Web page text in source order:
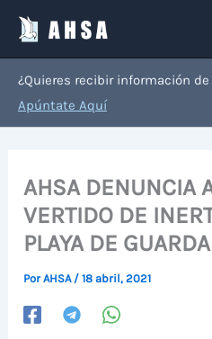
contenido
¿Quieres recibir información
Apúntate Aquí
AHSA DENUNCIA
VERTIDO DE
PLAYA DE
PorAHSA /18 abril, 2021